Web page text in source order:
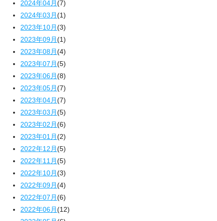
2024年04月(7)
2024年03月(1)
2023年10月(3)
2023年09月(1)
2023年08月(4)
2023年07月(5)
2023年06月(8)
2023年05月(7)
2023年04月(7)
2023年03月(5)
2023年02月(6)
2023年01月(2)
2022年12月(5)
2022年11月(5)
2022年10月(3)
2022年09月(4)
2022年07月(6)
2022年06月(12)